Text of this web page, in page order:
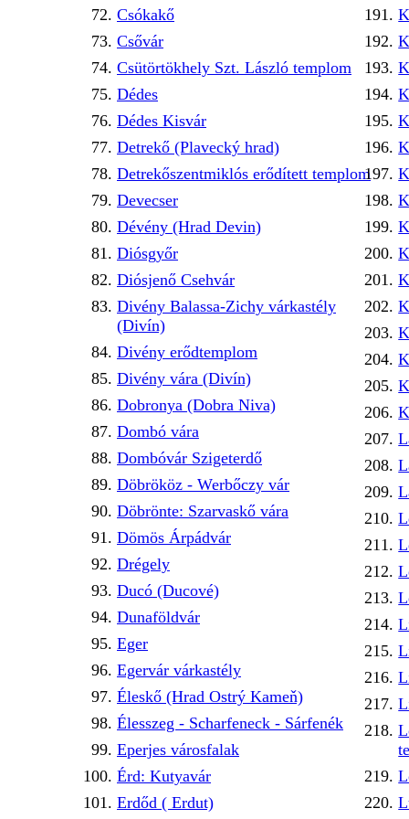
Csókakő
Csővár
Csütörtökhely Szt. László templom
Dédes
Dédes Kisvár
Detrekő (Plavecký hrad)
Detrekőszentmiklós erődített templom
Devecser
Dévény (Hrad Devin)
Diósgyőr
Diósjenő Csehvár
Divény Balassa-Zichy várkastély
(Divín)
Divény erődtemplom
Divény vára (Divín)
Dobronya (Dobra Niva)
Dombó vára
Dombóvár Szigeterdő
Döbrököz - Werbőczy vár
Döbrönte: Szarvaskő vára
Dömös Árpádvár
Drégely
Ducó (Ducové)
Dunaföldvár
Eger
Egervár várkastély
Éleskő (Hrad Ostrý Kameň)
Élesszeg - Scharfeneck - Sárfenék
Eperjes városfalak
Érd: Kutyavár
Erdőd ( Erdut)